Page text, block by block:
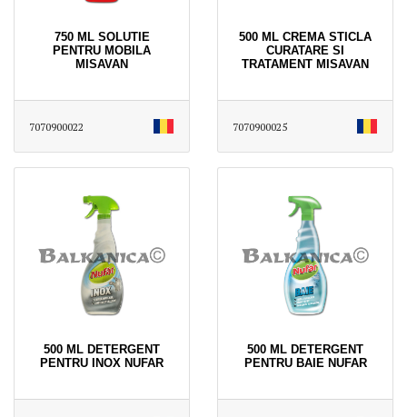
750 ML SOLUTIE
PENTRU MOBILA
MISAVAN
7070900022
500 ML CREMA STICLA
CURATARE SI
TRATAMENT MISAVAN
7070900025
500 ML DETERGENT
PENTRU INOX NUFAR
500 ML DETERGENT
PENTRU BAIE NUFAR